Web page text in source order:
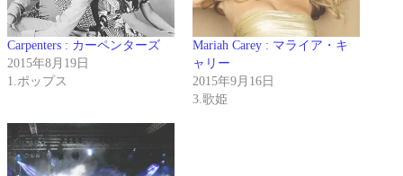
Carpenters : カーペンターズ
2015年8月19日
1.ポップス
Mariah Carey : マライア・キ
ャリー
2015年9月16日
3.歌姫